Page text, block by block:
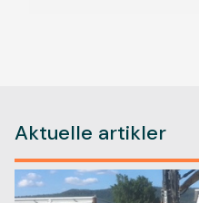
Aktuelle artikler